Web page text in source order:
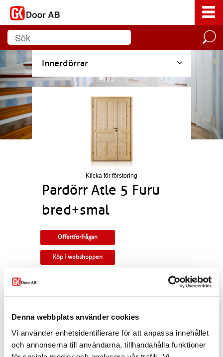
Denna webbplats använder cookies
Vi använder enhetsidentifierare för att anpassa innehållet
och annonserna till användarna, tillhandahålla funktioner
Innerdörrar
Klicka för förstoring
Pardörr Atle 5 Furu
bred+smal
Offertförfrågan
Köp i webshoppen
Tillverkningsvara i samtliga storlekar. Som
slutbleck och kantregel. Kan modifieras till
kulör, egna idéer. Modellen finns som enkeldörr,
pardörr i lika eller olika delning, skjutdörr samt